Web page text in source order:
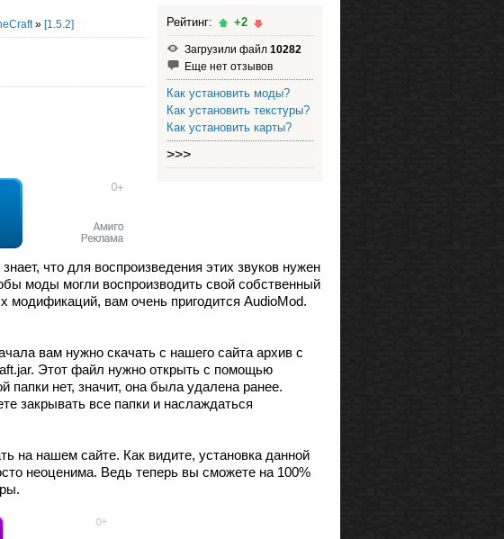
» [1.5.2] Рейтинг: +2
Загрузили файл 10282
Еще нет отзывов
Как установить моды?
Как установить текстуры?
Как установить карты?
>>>
что для воспроизведения этих звуков нужен
моды могли воспроизводить свой собственный
модификаций, вам очень пригодится AudioMod.
вам нужно скачать с нашего сайта архив с
Этот файл нужно открыть с помощью
папки нет, значит, она была удалена ранее.
закрывать все папки и наслаждаться
на нашем сайте. Как видите, установка данной
неоценима. Ведь теперь вы сможете на 100%